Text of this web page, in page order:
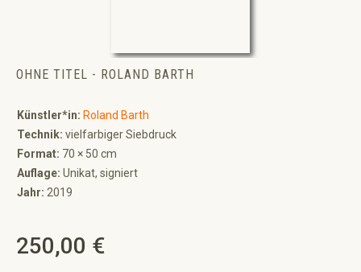
OHNE TITEL - ROLAND BARTH
Künstler*in: Roland Barth
Technik: vielfarbiger Siebdruck
Format: 70 × 50 cm
Auflage: Unikat, signiert
Jahr: 2019
Regulärer Preis:
250,00 €